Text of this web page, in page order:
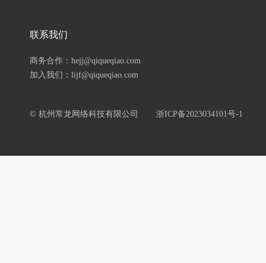
联系我们
商务合作：hejj@qiqueqiao.com
加入我们：lijf@qiqueqiao.com
© 杭州常龙网络科技有限公司 浙ICP备2023034101号-1